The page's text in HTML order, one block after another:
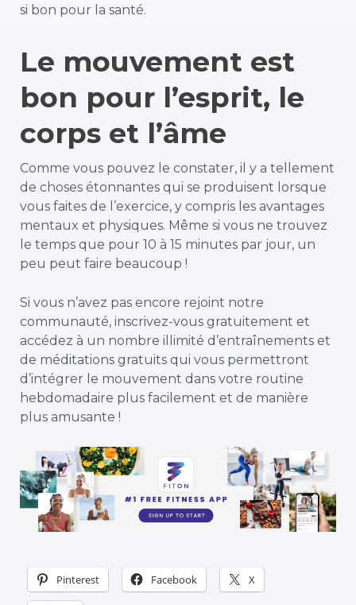
si bon pour la santé.
Le mouvement est
bon pour l’esprit, le
corps et l’âme
Comme vous pouvez le constater, il y a tellement
de choses étonnantes qui se produisent lorsque
vous faites de l’exercice, y compris les avantages
mentaux et physiques. Même si vous ne trouvez
le temps que pour 10 à 15 minutes par jour, un
peu peut faire beaucoup !
Si vous n’avez pas encore rejoint notre
communauté, inscrivez-vous gratuitement et
accédez à un nombre illimité d’entraînements et
de méditations gratuits qui vous permettront
d’intégrer le mouvement dans votre routine
hebdomadaire plus facilement et de manière
plus amusante !
Pinterest Facebook X